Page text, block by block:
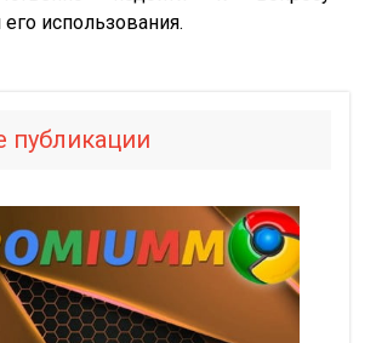
его использования.
публикации